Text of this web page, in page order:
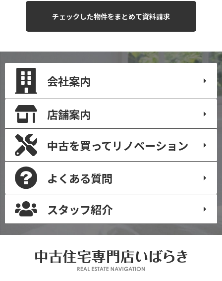
会社案内
店舗案内
中古を買ってリノベーション
よくある質問
スタッフ紹介